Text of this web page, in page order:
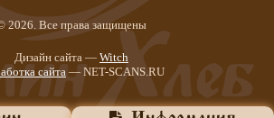
2026. Все права защищены
Дизайн сайта — Witch
сайта — NET-SCANS.RU